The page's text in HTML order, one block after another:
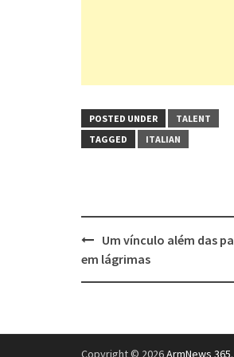
POSTED UNDER
TALENT
TAGGED
ITALIAN
Post
navigation
Um vínculo além das
em lágrimas
Copyright © 2026ArmNews 365.